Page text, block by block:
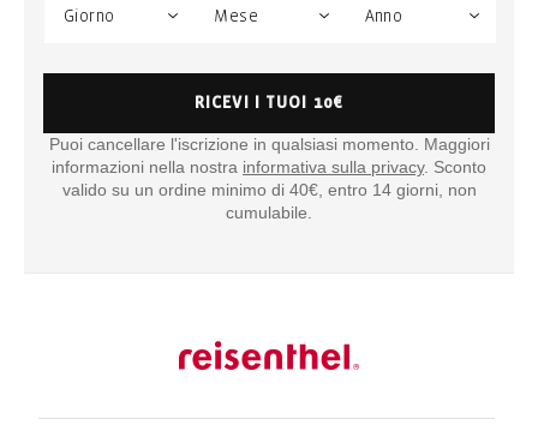
RICEVI I TUOI 10€
Puoi cancellare l'iscrizione in qualsiasi momento. Maggiori
informazioni nella nostra informativa sulla privacy. Sconto
valido su un ordine minimo di 40€, entro 14 giorni, non
cumulabile.